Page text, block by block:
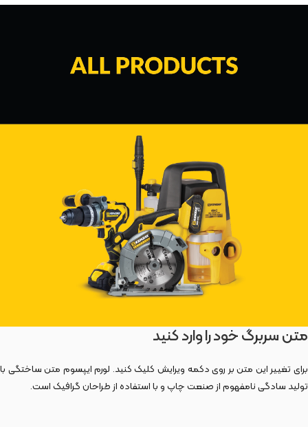
متن سربرگ خود را وارد کنید
برای تغییر این متن بر روی دکمه ویرایش کلیک کنید. لورم ایپسوم متن ساختگی با
تولید سادگی نامفهوم از صنعت چاپ و با استفاده از طراحان گرافیک است.